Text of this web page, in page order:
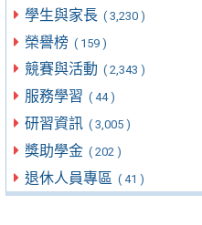
學生與家長 ( 3,230 )
榮譽榜 ( 159 )
競賽與活動 ( 2,343 )
服務學習 ( 44 )
研習資訊 ( 3,005 )
獎助學金 ( 202 )
退休人員專區 ( 41 )